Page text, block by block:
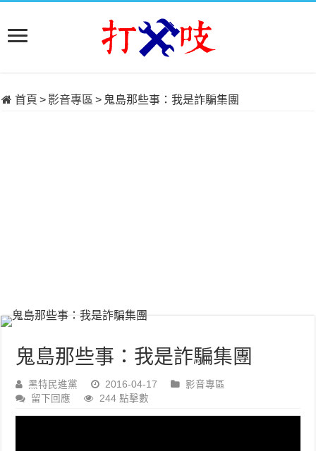
首頁 > 影音專區 > 鬼島那些事：我是詐騙集團
鬼島那些事：我是詐騙集團
黑特民進黨 2016-04-17
影音專區
留下回應
244 點擊數